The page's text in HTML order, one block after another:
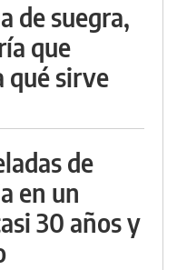
de suegra,
que
qué sirve
de
en un
30 años y